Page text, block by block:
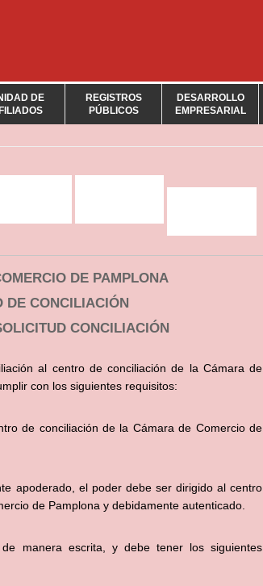
DE
REGISTROS
PÚBLICOS
DESARROLLO
EMPRESARIAL
DE PAMPLONA
DE CONCILIACIÓN
CONCILIACIÓN
al centro de conciliación de la Cámara de
con los siguientes requisitos:
de conciliación de la Cámara de Comercio de
apoderado, el poder debe ser dirigido al centro
de Pamplona y debidamente autenticado.
manera escrita, y debe tener los siguientes